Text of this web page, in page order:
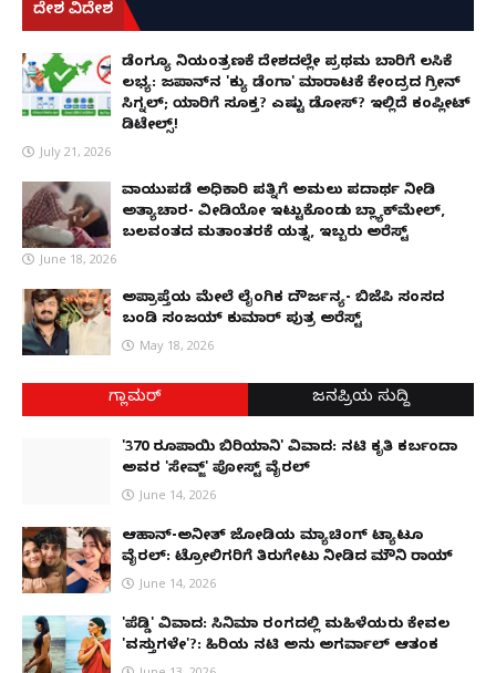
ದೇಶ ವಿದೇಶ
ಡೆಂಗ್ಯೂ ನಿಯಂತ್ರಣಕ್ಕೆ ದೇಶದಲ್ಲೇ ಪ್ರಥಮ ಬಾರಿಗೆ ಲಸಿಕೆ
ಲಭ್ಯ: ಜಪಾನ್‌ನ 'ಕ್ಯು ಡೆಂಗಾ' ಮಾರಾಟಕ್ಕೆ ಕೇಂದ್ರದ ಗ್ರೀನ್
ಸಿಗ್ನಲ್; ಯಾರಿಗೆ ಸೂಕ್ತ? ಎಷ್ಟು ಡೋಸ್? ಇಲ್ಲಿದೆ ಕಂಪ್ಲೀಟ್
ಡಿಟೇಲ್ಸ್!
July 21, 2026
ವಾಯುಪಡೆ ಅಧಿಕಾರಿ ಪತ್ನಿಗೆ ಅಮಲು ಪದಾರ್ಥ ನೀಡಿ
ಅತ್ಯಾಚಾರ- ವೀಡಿಯೋ ಇಟ್ಟುಕೊಂಡು ಬ್ಲ್ಯಾಕ್‌ಮೇಲ್,
ಬಲವಂತದ ಮತಾಂತರಕ್ಕೆ ಯತ್ನ, ಇಬ್ಬರು ಅರೆಸ್ಟ್
June 18, 2026
ಅಪ್ರಾಪ್ತೆಯ ಮೇಲೆ ಲೈಂಗಿಕ ದೌರ್ಜನ್ಯ- ಬಿಜೆಪಿ ಸಂಸದ
ಬಂಡಿ ಸಂಜಯ್ ಕುಮಾರ್ ಪುತ್ರ ಅರೆಸ್ಟ್
May 18, 2026
ಗ್ಲಾಮರ್ ಜನಪ್ರಿಯ ಸುದ್ದಿ
'370 ರೂಪಾಯಿ ಬಿರಿಯಾನಿ' ವಿವಾದ: ನಟಿ ಕೃತಿ ಕರ್ಬಂದಾ
ಅವರ 'ಸೇವ್ಜ್' ಪೋಸ್ಟ್ ವೈರಲ್
June 14, 2026
ಆಹಾನ್-ಅನೀತ್ ಜೋಡಿಯ ಮ್ಯಾಚಿಂಗ್ ಟ್ಯಾಟೂ
ವೈರಲ್: ಟ್ರೋಲಿಗರಿಗೆ ತಿರುಗೇಟು ನೀಡಿದ ಮೌನಿ ರಾಯ್
June 14, 2026
'ಪೆಡ್ಡಿ' ವಿವಾದ: ಸಿನಿಮಾ ರಂಗದಲ್ಲಿ ಮಹಿಳೆಯರು ಕೇವಲ
'ವಸ್ತುಗಳೇ'?: ಹಿರಿಯ ನಟಿ ಅನು ಅಗರ್ವಾಲ್ ಆತಂಕ